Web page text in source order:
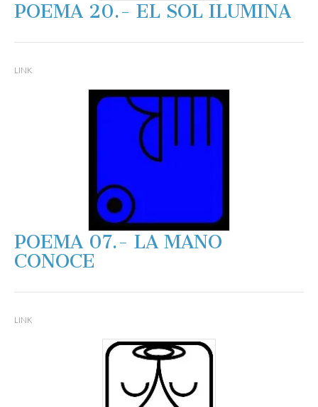
POEMA 20.- EL SOL ILUMINA
LINK
POEMA 07.- LA MANO
CONOCE
LINK